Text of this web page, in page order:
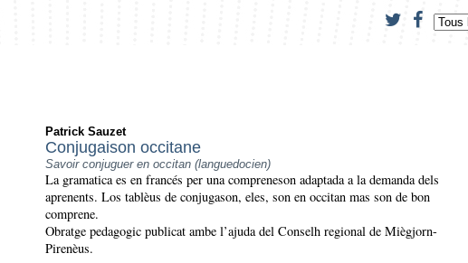
Patrick Sauzet
Conjugaison occitane
Savoir conjuguer en occitan (languedocien)
La gramatica es en francés per una compreneson adaptada a la demanda dels
aprenents. Los tablèus de conjugason, eles, son en occitan mas son de bon
comprene.
Obratge pedagogic publicat ambe l’ajuda del Conselh regional de Miègjorn-
Pirenèus.